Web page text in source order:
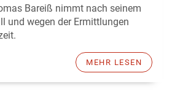
Bareiß nimmt nach seinem
und wegen der Ermittlungen
MEHR LESEN